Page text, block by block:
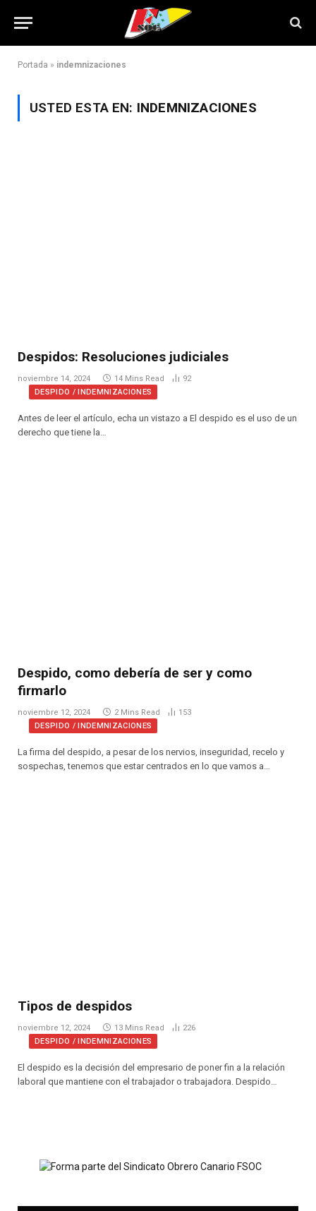
Portada » indemnizaciones
USTED ESTA EN: INDEMNIZACIONES
Despidos: Resoluciones judiciales
noviembre 14, 2024 14 Mins Read
92
DESPIDO / INDEMNIZACIONES
Antes de leer el artículo, echa un vistazo a El despido es el uso de un
derecho que tiene la…
Despido, como debería de ser y como
firmarlo
noviembre 12, 2024 2 Mins Read
153
DESPIDO / INDEMNIZACIONES
La firma del despido, a pesar de los nervios, inseguridad, recelo y
sospechas, tenemos que estar centrados en lo que vamos a…
Tipos de despidos
noviembre 12, 2024 13 Mins Read
226
DESPIDO / INDEMNIZACIONES
El despido es la decisión del empresario de poner fin a la relación
laboral que mantiene con el trabajador o trabajadora. Despido…